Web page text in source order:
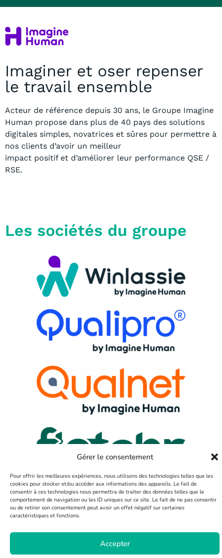
Gérer le consentement
Pour offrir les meilleures expériences, nous utilisons des technologies telles que les
cookies pour stocker et/ou accéder aux informations des appareils. Le fait de
consentir à ces technologies nous permettra de traiter des données telles que le
comportement de navigation ou les ID uniques sur ce site. Le fait de ne pas consentir
ou de retirer son consentement peut avoir un effet négatif sur certaines
caractéristiques et fonctions.
Accepter
Imaginer et oser repenser
le travail ensemble
Acteur de référence depuis 30 ans, le Groupe Imagine
Human propose dans plus de 40 pays des solutions
digitales simples, novatrices et sûres pour permettre à
nos clients d’avoir un meilleur
impact positif et d’améliorer leur performance QSE /
RSE.
Les sociétés du groupe
SAS Fletchr©| Tous droits réservés | 2025
Politiques de confidentialité
Conditions Générales de Vente